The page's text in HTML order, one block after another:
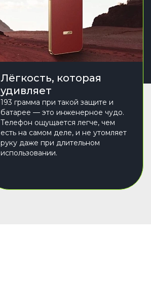
Лёгкость, которая
удивляет
193 грамма при такой защите и
батарее — это инженерное чудо.
Телефон ощущается легче, чем
есть на самом деле, и не утомляет
руку даже при длительном
использовании.